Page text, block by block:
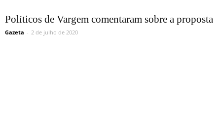
Políticos de Vargem comentaram sobre a proposta
Gazeta - 2 de julho de 2020